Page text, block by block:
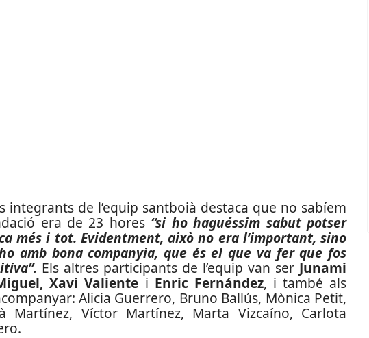
integrants de l’equip santboià destaca que no sabíem
era de 23 hores “si ho haguéssim sabut potser
més i tot. Evidentment, això no era l’important, sino
amb bona companyia, que és el que va fer que fos
Els altres participants de l’equip van ser Junami
Xavi Valiente i Enric Fernández, i també als
Alicia Guerrero, Bruno Ballús, Mònica Petit,
Martínez, Víctor Martínez, Marta Vizcaíno, Carlota